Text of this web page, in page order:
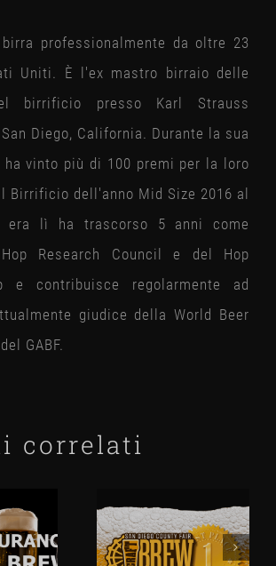
professionalmente da oltre 23
Uniti. È l'ex mastro birraio delle
birrificio presso Karl Strauss
Diego, California. Durante la sua
ha vinto più di 100 premi per la loro
Birrificio dell'anno Mid Size 2016 al
era lì ha trascorso 5 anni come
Research Council e del Hop
e contribuisce regolarmente ad
giudice della World Beer
GABF.
correlati